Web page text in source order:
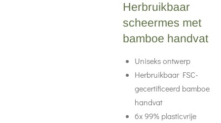
Herbruikbaar
scheermes met
bamboe handvat
Uniseks ontwerp
Herbruikbaar FSC-
gecertificeerd bamboe
handvat
6x 99% plasticvrije